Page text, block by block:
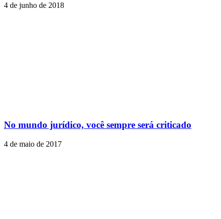
4 de junho de 2018
No mundo jurídico, você sempre será criticado
4 de maio de 2017